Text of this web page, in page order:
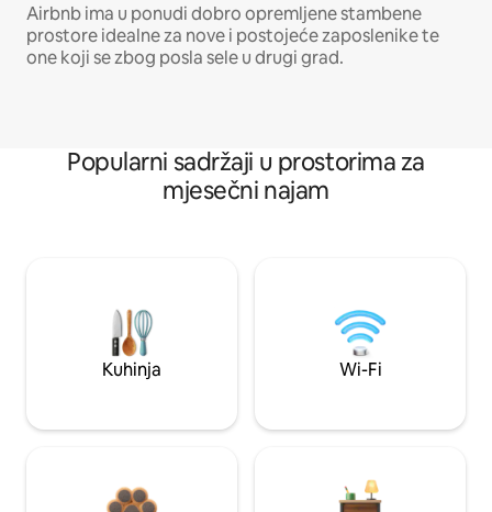
Airbnb ima u ponudi dobro opremljene stambene
prostore idealne za nove i postojeće zaposlenike te
one koji se zbog posla sele u drugi grad.
Popularni sadržaji u prostorima za
mjesečni najam
Kuhinja Wi-Fi